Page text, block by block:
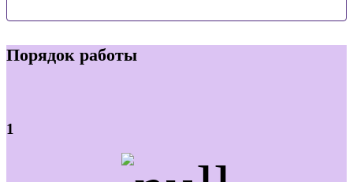
Порядок работы
1